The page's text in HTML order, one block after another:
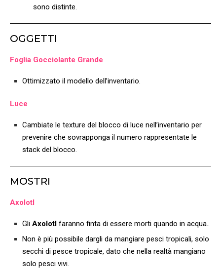
sono distinte.
OGGETTI
Foglia Gocciolante Grande
Ottimizzato il modello dell’inventario.
Luce
Cambiate le texture del blocco di luce nell’inventario per
prevenire che sovrapponga il numero rappresentate le
stack del blocco.
MOSTRI
Axolotl
Gli Axolotl faranno finta di essere morti quando in acqua..
Non è più possibile dargli da mangiare pesci tropicali, solo
secchi di pesce tropicale, dato che nella realtà mangiano
solo pesci vivi.